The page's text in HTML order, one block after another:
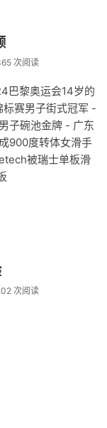
次阅读
巴黎奥运会14岁的
赛男子街式冠军 -
子碗池金牌 - 广东
900度转体女滑手
被瑞士单板滑
次阅读